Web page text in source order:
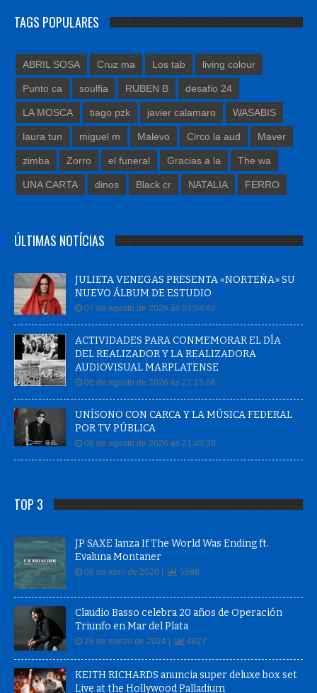
TAGS POPULARES
ABRIL SOSA Cruz ma Los tab living colour
Punto ca soulfia RUBEN B desafio 24
LA MOSCA tiago pzk javier calamaro WASABIS
laura tun miguel m Malevo Circo la aud Maver
zimba Zorro el funeral Gracias a la The wa
UNA CARTA dinos Black cr NATALIA FERRO
ÚLTIMAS NOTÍCIAS
JULIETA VENEGAS PRESENTA «NORTEÑA» SU
NUEVO ÁLBUM DE ESTUDIO
07 de agosto de 2026 às 02:04:42
ACTIVIDADES PARA CONMEMORAR EL DÍA
DEL REALIZADOR Y LA REALIZADORA
AUDIOVISUAL MARPLATENSE
06 de agosto de 2026 às 22:15:06
UNÍSONO CON CARCA Y LA MÚSICA FEDERAL
POR TV PÚBLICA
06 de agosto de 2026 às 21:48:38
TOP 3
JP SAXE lanza If The World Was Ending ft.
Evaluna Montaner
08 de abril de 2020 | 5598
Claudio Basso celebra 20 años de Operación
Triunfo en Mar del Plata
26 de marzo de 2024 | 4627
KEITH RICHARDS anuncia super deluxe box set
Live at the Hollywood Palladium